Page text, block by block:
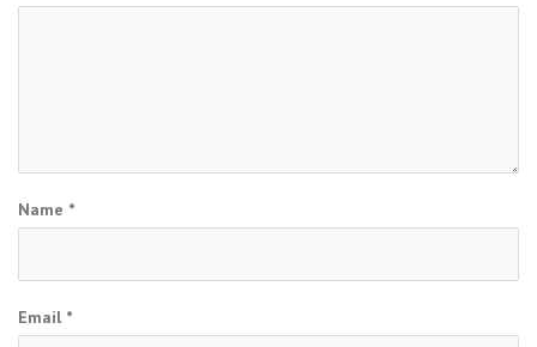
Name *
Email *